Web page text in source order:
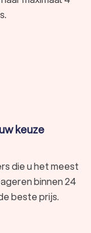
keuze
die u het meest
binnen 24
beste prijs.